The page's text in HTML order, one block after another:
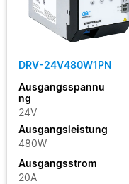
DRV-24V480W1PN
Ausgangsspannu
ng
24V
Ausgangsleistung
480W
Ausgangsstrom
20A